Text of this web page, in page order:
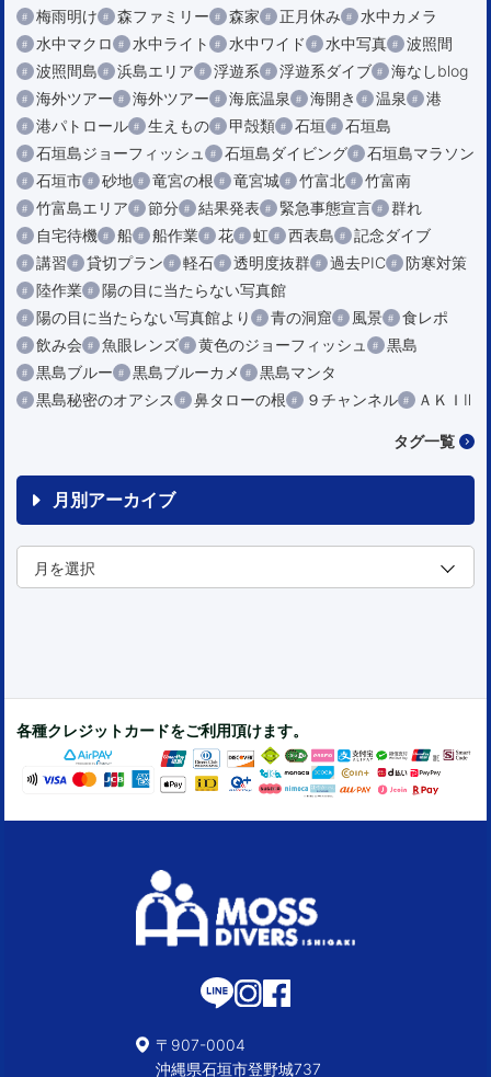
梅雨明け
森ファミリー 森家 正月休み
水中カメラ
水中マクロ
水中ライト 水中ワイド 水中写真
波照間
波照間島
浜島エリア 浮遊系 浮遊系ダイブ
海なしblog
海外ツアー
海外ツアー 海底温泉 海開き 温泉
港
港パトロール
生えもの 甲殻類 石垣
石垣島
石垣島ジョーフィッシュ
石垣島ダイビング
石垣島マラソン
石垣市
砂地 竜宮の根 竜宮城 竹富北
竹富南
竹富島エリア
節分 結果発表 緊急事態宣言
群れ
自宅待機
船 船作業 花 虹 西表島
記念ダイブ
講習
貸切プラン 軽石 透明度抜群 過去PIC
防寒対策
陸作業
陽の目に当たらない写真館
陽の目に当たらない写真館より
青の洞窟 風景
食レポ
飲み会
魚眼レンズ 黄色のジョーフィッシュ
黒島
黒島ブルー
黒島ブルーカメ
黒島マンタ
黒島秘密のオアシス
鼻タローの根 ９チャンネル ＡＫＩⅡ
タグ一覧
月別アーカイブ
各種クレジットカードをご利用頂けます。
〒907-0004
沖縄県石垣市登野城737